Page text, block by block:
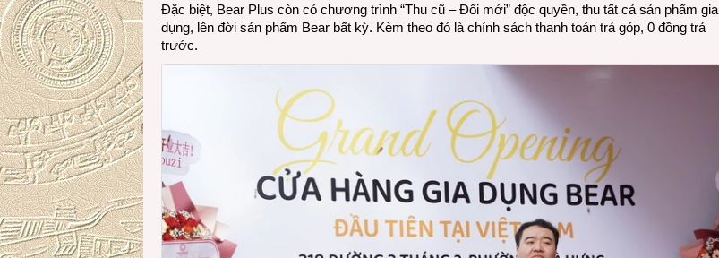
Đặc biệt, Bear Plus còn có chương trình “Thu cũ – Đổi mới” độc quyền, thu tất cả sản phẩm gia
dụng, lên đời sản phẩm Bear bất kỳ. Kèm theo đó là chính sách thanh toán trả góp, 0 đồng trả
trước.